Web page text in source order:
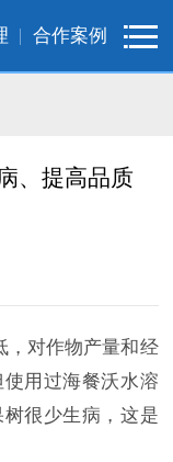
合作案例
、提高品质
，对作物产量和经
用过海餐沃水溶
很少生病，这是